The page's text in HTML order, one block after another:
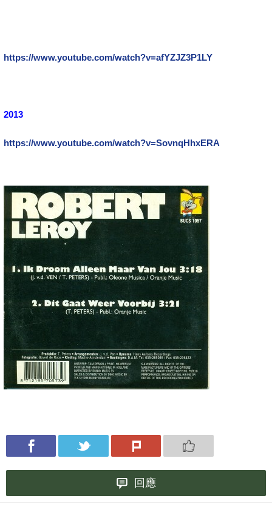
https://www.youtube.com/watch?v=afYZJZ3P1LY
2013
https://www.youtube.com/watch?v=SovnqHhxERA
回應